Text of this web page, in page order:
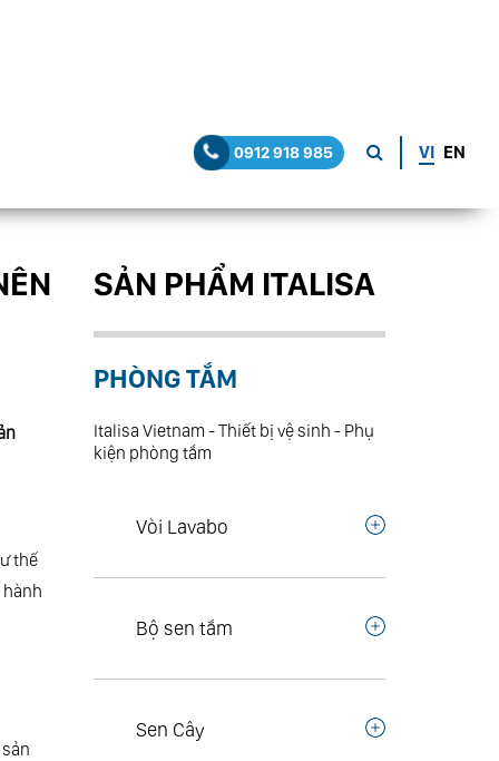
VI EN
0912 918 985
thế
SẢN PHẨM ITALISA
PHÒNG TẮM
Italisa Vietnam - Thiết bị vệ sinh - Phụ
kiện phòng tắm
Vòi Lavabo
Bộ sen tắm
Sen Cây